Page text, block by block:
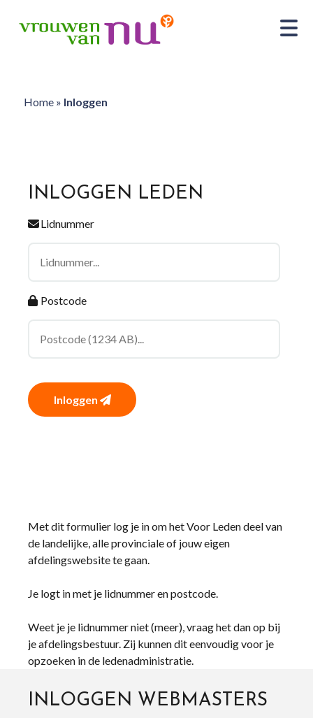
Home» Inloggen
INLOGGEN LEDEN
Lidnummer
Postcode
Inloggen
Met dit formulier log je in om het Voor Leden deel van
de landelijke, alle provinciale of jouw eigen
afdelingswebsite te gaan.
Je logt in met je lidnummer en postcode.
Weet je je lidnummer niet (meer), vraag het dan op bij
je afdelingsbestuur. Zij kunnen dit eenvoudig voor je
opzoeken in de ledenadministratie.
INLOGGEN WEBMASTERS